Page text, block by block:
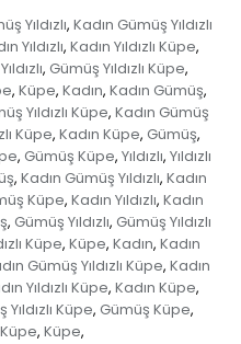
Yıldızlı, Kadın Gümüş Yıldızlı
Yıldızlı, Kadın Yıldızlı Küpe,
, Gümüş Yıldızlı Küpe,
, Küpe, Kadın, Kadın Gümüş,
Yıldızlı Küpe, Kadın Gümüş
Küpe, Kadın Küpe, Gümüş,
, Gümüş Küpe, Yıldızlı, Yıldızlı
, Kadın Gümüş Yıldızlı, Kadın
Küpe, Kadın Yıldızlı, Kadın
, Gümüş Yıldızlı, Gümüş Yıldızlı
Küpe, Küpe, Kadın, Kadın
Gümüş Yıldızlı Küpe, Kadın
Yıldızlı Küpe, Kadın Küpe,
Yıldızlı Küpe, Gümüş Küpe,
Küpe, Küpe,